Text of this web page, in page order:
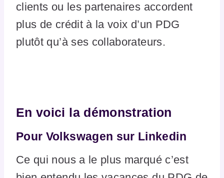
clients ou les partenaires accordent
plus de crédit à la voix d’un PDG
plutôt qu’à ses collaborateurs.
En voici la démonstration
Pour Volkswagen sur Linkedin
Ce qui nous a le plus marqué c’est